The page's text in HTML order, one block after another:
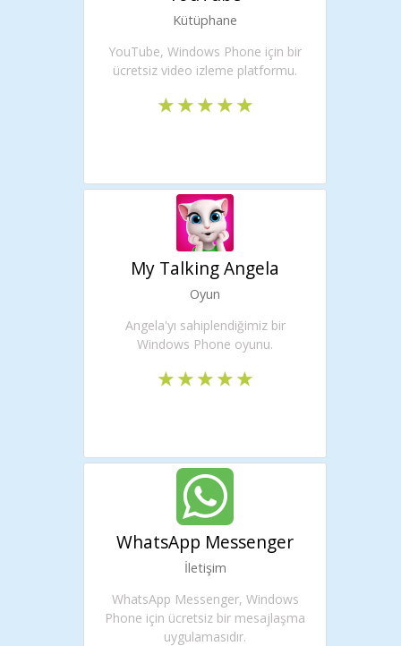
Kütüphane
YouTube, Windows Phone için bir
ücretsiz video izleme platformu.
My Talking Angela
Oyun
Angela'yı sahiplendiğimiz bir
Windows Phone oyunu.
WhatsApp Messenger
İletişim
WhatsApp Messenger, Windows
Phone için ücretsiz bir mesajlaşma
uygulamasıdır.